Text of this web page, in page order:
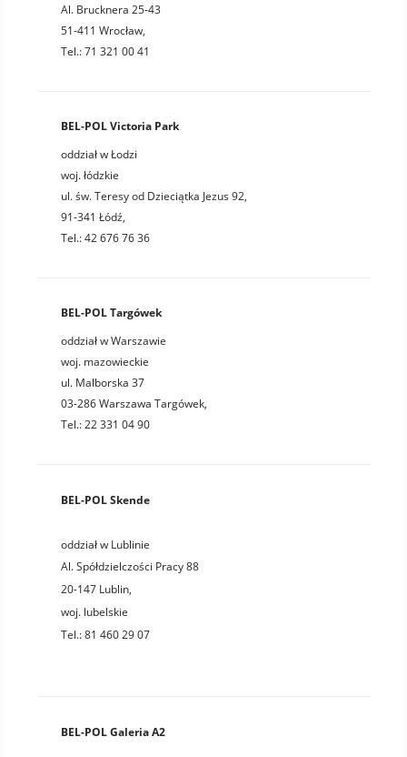
Al. Brucknera 25-43
51-411 Wrocław,
Tel.: 71 321 00 41
BEL-POL Victoria Park
oddział w Łodzi
woj. łódzkie
ul. św. Teresy od Dzieciątka Jezus 92,
91-341 Łódź,
Tel.: 42 676 76 36
BEL-POL Targówek
oddział w Warszawie
woj. mazowieckie
ul. Malborska 37
03-286 Warszawa Targówek,
Tel.: 22 331 04 90
BEL-POL Skende
oddział w Lublinie
Al. Spółdzielczości Pracy 88
20-147 Lublin,
woj. lubelskie
Tel.:81 460 29 07
BEL-POL Galeria A2